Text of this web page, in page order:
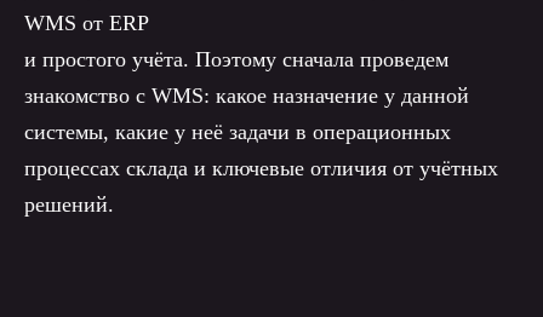
WMS от ERP
и простого учёта. Поэтому сначала проведем
знакомство с WMS: какое назначение у данной
системы, какие у неё задачи в операционных
процессах склада и ключевые отличия от учётных
решений.